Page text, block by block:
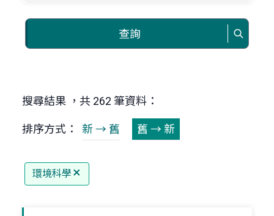
查詢
搜尋結果 ，共 262 筆資料：
排序方式： 新 → 舊 舊 → 新
環境科學